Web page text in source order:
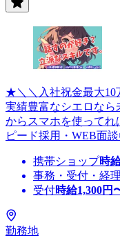
★＼＼入社祝金最大10
実績豊富なシエロな
からスマホを使ってれ
ピード採用・WEB面
携帯ショップ時
事務・受付・経理
受付時給1,300円
勤務地